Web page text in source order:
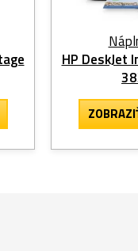
HP DeskJet